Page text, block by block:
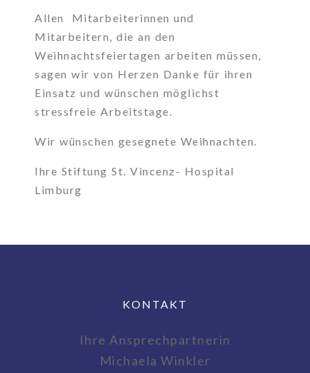
Allen Mitarbeiterinnen und
Mitarbeitern, die an den
Weihnachtsfeiertagen arbeiten müssen,
sagen wir von Herzen Danke für ihren
Einsatz und wünschen möglichst
stressfreie Arbeitstage.
Wir wünschen gesegnete Weihnachten.
Ihre Stiftung St. Vincenz- Hospital
Limburg
KONTAKT
Ihre Ansprechpartnerin
Michaela Winkler